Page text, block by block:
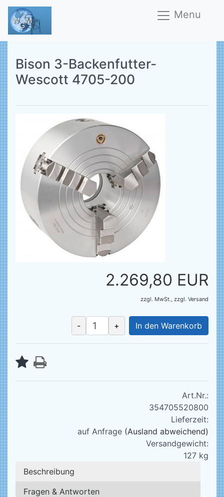
Menu
Bison 3-Backenfutter-
Wescott 4705-200
2.269,80 EUR
zzgl. MwSt., zzgl. Versand
- + In den Warenkorb
Art.Nr.:
354705520800
Lieferzeit:
auf Anfrage (Ausland abweichend)
Versandgewicht:
127 kg
Beschreibung
Fragen & Antworten